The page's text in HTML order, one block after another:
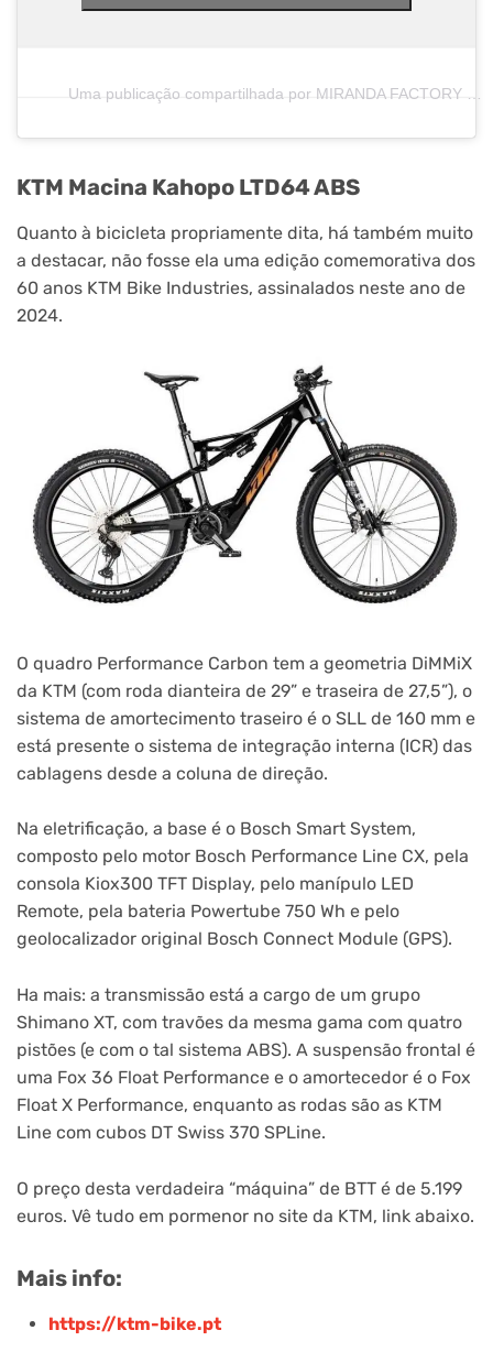
Uma publicação compartilhada por MIRANDA FACTORY TEAM (@mirandafactoryteam)
KTM Macina Kahopo LTD64 ABS
Quanto à bicicleta propriamente dita, há também muito
a destacar, não fosse ela uma edição comemorativa dos
60 anos KTM Bike Industries, assinalados neste ano de
2024.
O quadro Performance Carbon tem a geometria DiMMiX
da KTM (com roda dianteira de 29” e traseira de 27,5”), o
sistema de amortecimento traseiro é o SLL de 160 mm e
está presente o sistema de integração interna (ICR) das
cablagens desde a coluna de direção.
Na eletrificação, a base é o Bosch Smart System,
composto pelo motor Bosch Performance Line CX, pela
consola Kiox300 TFT Display, pelo manípulo LED
Remote, pela bateria Powertube 750 Wh e pelo
geolocalizador original Bosch Connect Module (GPS).
Ha mais: a transmissão está a cargo de um grupo
Shimano XT, com travões da mesma gama com quatro
pistões (e com o tal sistema ABS). A suspensão frontal é
uma Fox 36 Float Performance e o amortecedor é o Fox
Float X Performance, enquanto as rodas são as KTM
Line com cubos DT Swiss 370 SPLine.
O preço desta verdadeira “máquina” de BTT é de 5.199
euros. Vê tudo em pormenor no site da KTM, link abaixo.
Mais info:
https://ktm-bike.pt